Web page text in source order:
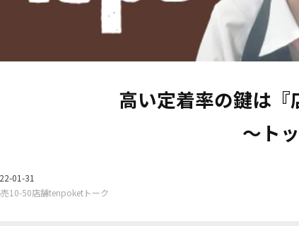
高い定着率の鍵は『
～ト
01-31